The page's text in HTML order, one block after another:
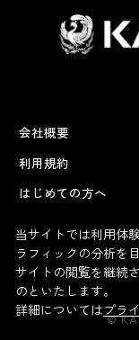
会社概要
利用規約
はじめての方へ
©
当サイトでは利用体
ラフィックの分析を
サイトの閲覧を継続
のといたします。
詳細についてはプラ